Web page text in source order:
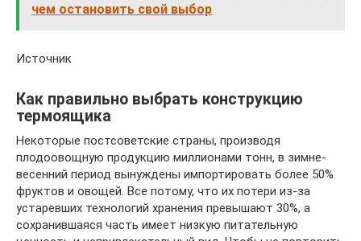
чем остановить свой выбор
Источник
Как правильно выбрать конструкцию
термоящика
Некоторые постсоветские страны, производя
плодоовощную продукцию миллионами тонн, в зимне-
весенний период вынуждены импортировать более 50%
фруктов и овощей. Все потому, что их потери из-за
устаревших технологий хранения превышают 30%, а
сохранившаяся часть имеет низкую питательную